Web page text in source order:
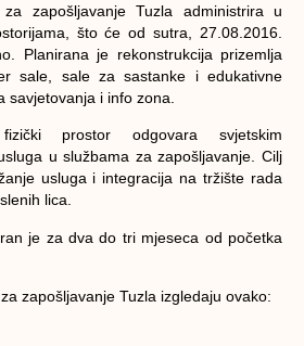
zapošljavanje Tuzla administrira u
što će od sutra, 27.08.2016.
Planirana je rekonstrukcija prizemlja
sale, sale za sastanke i edukativne
savjetovanja i info zona.
prostor odgovara svjetskim
u službama za zapošljavanje. Cilj
usluga i integracija na tržište rada
lica.
je za dva do tri mjeseca od početka
zapošljavanje Tuzla izgledaju ovako: